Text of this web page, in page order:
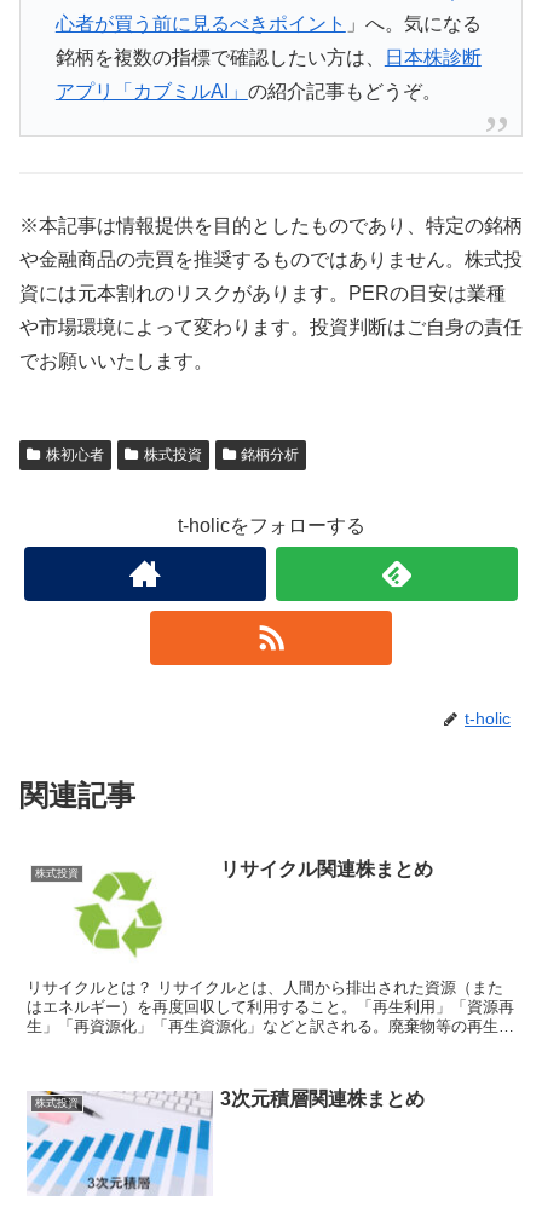
心者が買う前に見るべきポイント 」へ。気になる
銘柄を複数の指標で確認したい方は、
日本株診断
アプリ「カブミルAI」 の紹介記事もどうぞ。
※本記事は情報提供を目的としたものであり、特定の銘柄
や金融商品の売買を推奨するものではありません。株式投
資には元本割れのリスクがあります。PERの目安は業種
や市場環境によって変わります。投資判断はご自身の責任
でお願いいたします。
株初心者 株式投資 銘柄分析
t-holicをフォローする
t-holic
関連記事
株式投資 リサイクル関連株まとめ
リサイクルとは？ リサイクルとは、人間から排出された資源（また
はエネルギー）を再度回収して利用すること。「再生利用」「資源再
生」「再資源化」「再生資源化」などと訳される。廃棄物等の再生利
株式投資 3次元積層関連株まとめ